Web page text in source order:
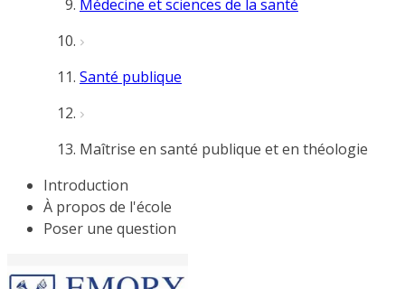
Médecine et sciences de la santé
Santé publique
Maîtrise en santé publique et en théologie
Introduction
À propos de l'école
Poser une question